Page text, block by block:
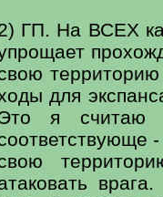
ГП. На ВСЕХ
для
я считаю